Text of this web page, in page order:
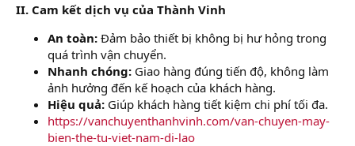
II. Cam kết dịch vụ của Thành Vinh
An toàn: Đảm bảo thiết bị không bị hư hỏng trong
quá trình vận chuyển.
Nhanh chóng: Giao hàng đúng tiến độ, không làm
ảnh hưởng đến kế hoạch của khách hàng.
Hiệu quả: Giúp khách hàng tiết kiệm chi phí tối đa.
https://vanchuyenthanhvinh.com/van-chuyen-may-
bien-the-tu-viet-nam-di-lao